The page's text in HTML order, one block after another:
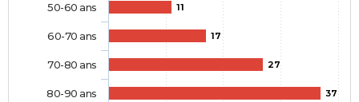
11
17
27
37
50-60 ans
60-70 ans
70-80 ans
80-90 ans